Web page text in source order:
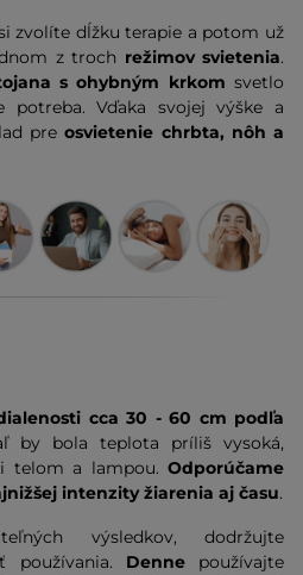
zvolíte dĺžku terapie a potom už
z troch režimov svietenia.
s ohybným krkom svetlo
potreba. Vďaka svojej výške a
preosvietenie chrbta, nôh a
cca 30 - 60 cm podľa
by bola teplota príliš vysoká,
telom a lampou. Odporúčame
intenzity žiarenia aj času.
výsledkov, dodržujte
používania. Dennepoužívajte